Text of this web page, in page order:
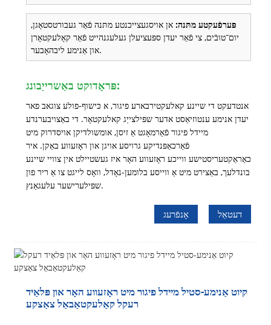
פּערפֿעקטע מתּנה: אן אויסגעצייכנטע מתּנה פֿאַר געבורטסטאָגן,
יום־טובֿים, צי פֿאַר יעדן ספּעציעלן געלעגנהייט פֿאַר קאָלעקטאָרן
און אַנימע ליבהאָבער.
פּראָדוקט באַשרייַבונג:
אנטדעקט די שיינע קאלעקטירבארע פיגור, א כּישוף-פולע צוגאב פאר
יעדן אנימע ענטוזיאַסט אדער שפּילצייַג קאלעקטאָר. די באַצויבערנדע
מיידל פיגור פֿאַרמאָגט אַ זיסן, אומשולדיקן אויסדרוק מיט
פֿאַרכאַפּנדיקע גרויסע אויגן און ראָזעווע באַקן. איר
כאַראַקטעריסטישע ווייכע ראָזעווע האָר איז געשטיילט אין צוויי שיינע
בונדלעך, באַצירט מיט אַ ווייסע בלומען-נאָדל, וואָס לייגט צו אַ ריר פון
שפּילערישער עלעגאַנץ.
אָנפֿרעג דעטאַל
קיוט אַנימע-סטיל מיידל פיגור מיט ראָזעווע האָר און פּלאַיד
רעקל קאַלעקטאַבאַל צאַצקע